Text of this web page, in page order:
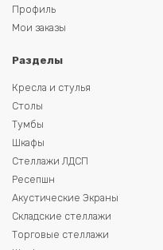
Профиль
Мои заказы
Разделы
Кресла и стулья
Столы
Тумбы
Шкафы
Стеллажи ЛДСП
Ресепшн
Акустические Экраны
Складские стеллажи
Торговые стеллажи